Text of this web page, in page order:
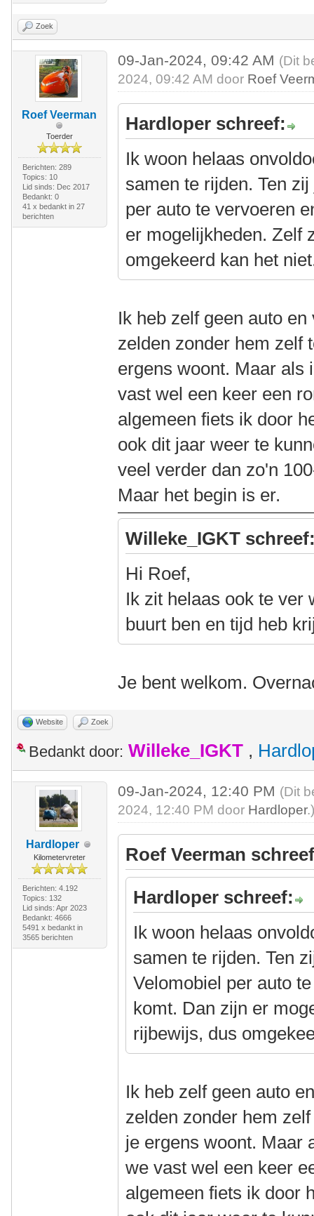
Zoek
Roef Veerman
Toerder
Berichten: 289
Topics: 10
Lid sinds: Dec 2017
Bedankt: 0
41 x bedankt in 27
berichten
09-Jan-2024, 09:42 AM (Dit
2024, 09:42 AM door Roef
Hardloper schreef:
Ik woon helaas
samen te rijden. Ten
per auto te vervoeren
er mogelijkheden. Zelf
omgekeerd kan het
Ik heb zelf geen auto
zelden zonder hem zelf
ergens woont. Maar als
vast wel een keer een
algemeen fiets ik door
ook dit jaar weer te
veel verder dan zo'n
Maar het begin is er.
Willeke_IGKT
Hi Roef,
Ik zit helaas ook te ver
buurt ben en tijd heb
Je bent welkom.
Website Zoek
Bedankt door: Willeke_IGKT ,
Hardloper
Kilometervreter
Berichten: 4.192
Topics: 132
Lid sinds: Apr 2023
Bedankt: 4666
5491 x bedankt in
3565 berichten
09-Jan-2024, 12:40 PM (Dit
2024, 12:40 PM door Hardloper
Roef Veerman
Hardloper schreef:
Ik woon helaas
samen te rijden. Ten
Velomobiel per auto
komt. Dan zijn er
rijbewijs, dus
Ik heb zelf geen auto
zelden zonder hem
je ergens woont. Maar
we vast wel een keer
algemeen fiets ik door